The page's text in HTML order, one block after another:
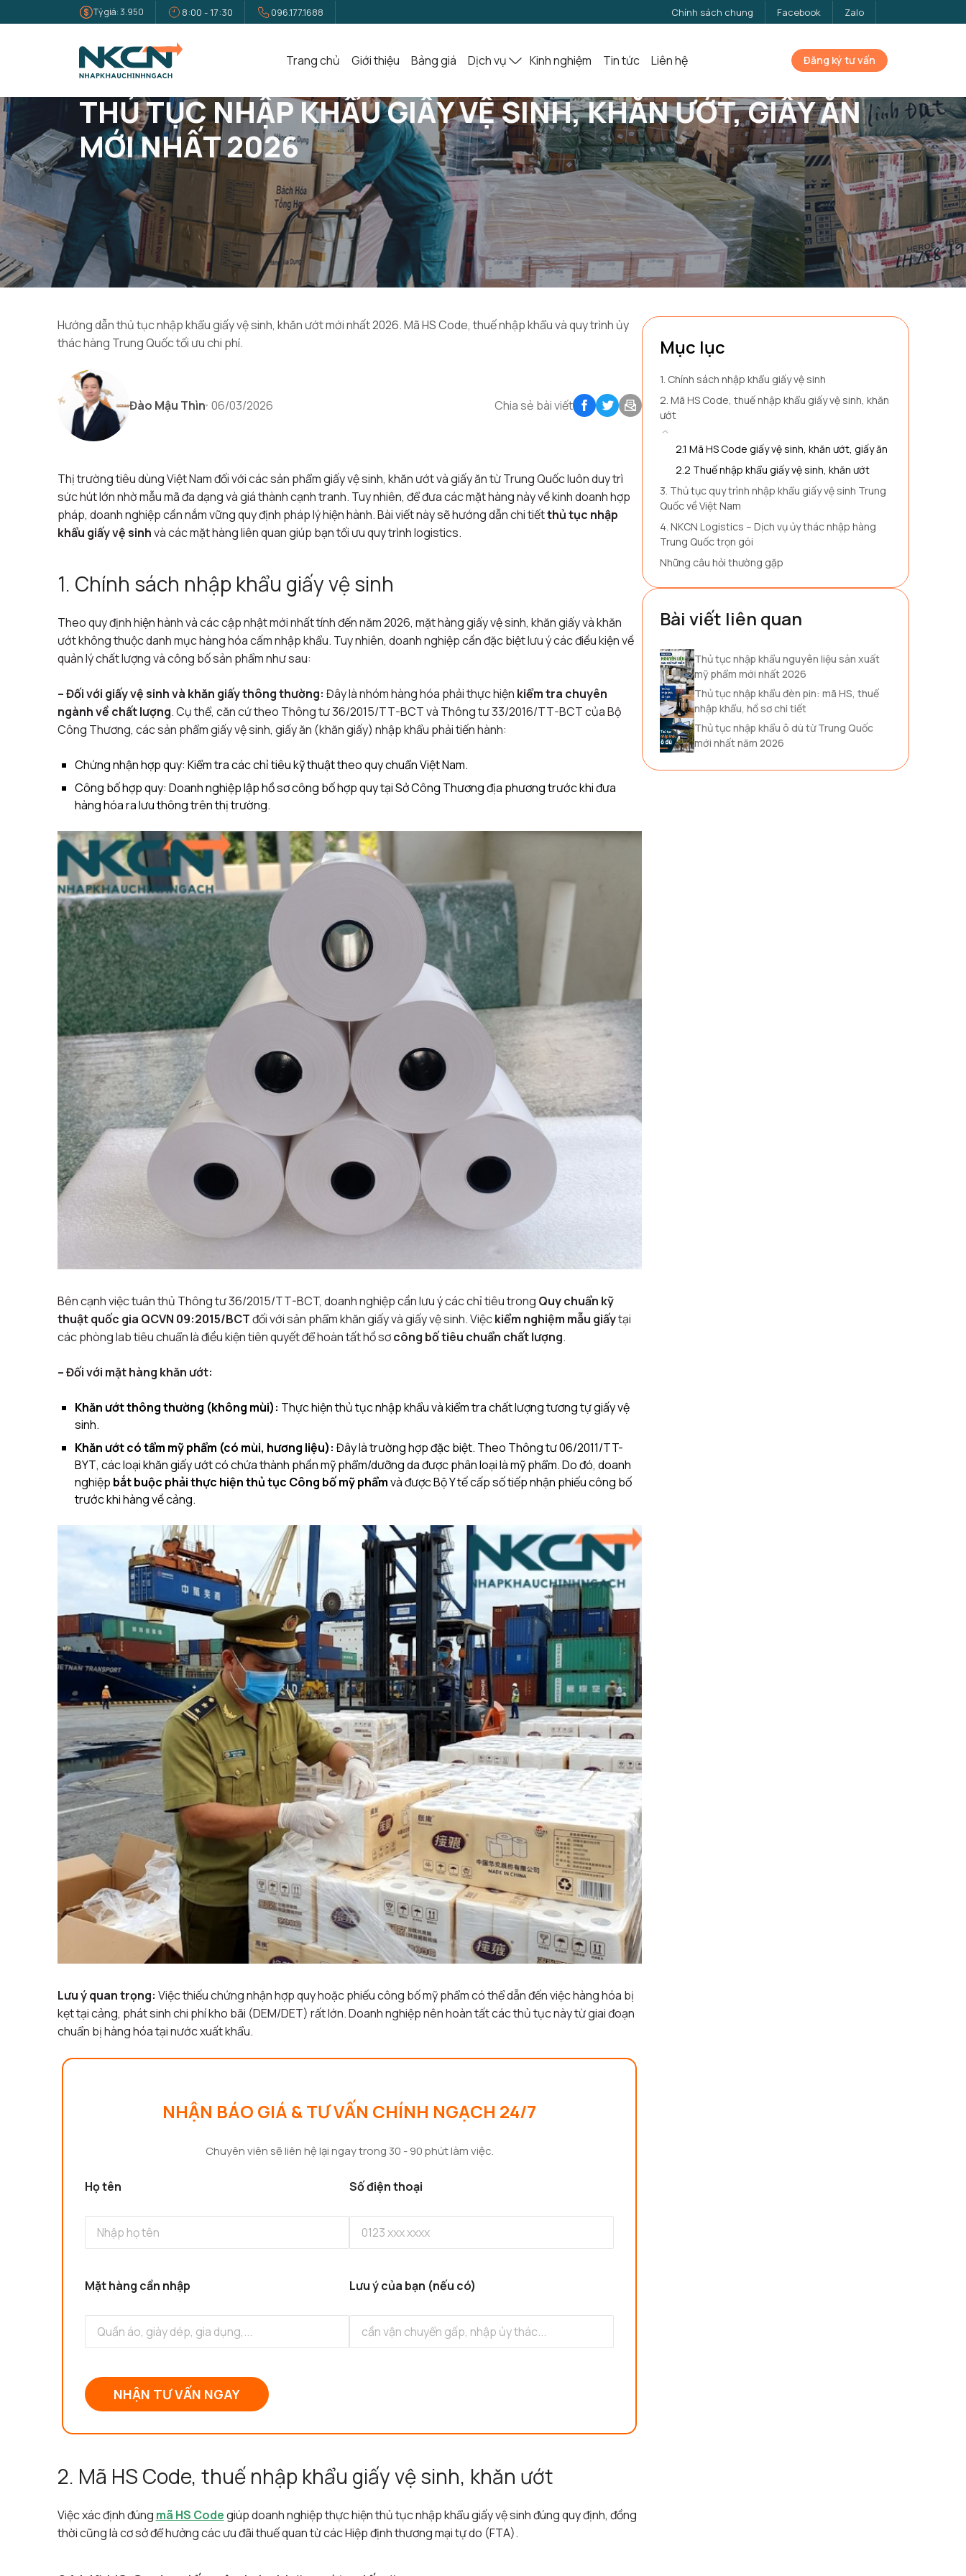
Tỷ giá: 3.950 8:00 - 17:30 096.177.1688 Chính sách chung Facebook Zalo
Trang chủ Giới thiệu Bảng giá Dịch vụ Kinh nghiệm Tin tức Liên hệ Đăng ký tư vấn
Trang Chủ Tin Tức
THỦ TỤC NHẬP KHẨU GIẤY VỆ SINH, KHĂN ƯỚT, GIẤY ĂN
MỚI NHẤT 2026
Hướng dẫn thủ tục nhập khẩu giấy vệ sinh, khăn ướt mới nhất 2026. Mã HS Code, thuế nhập khẩu và quy trình ủy
thác hàng Trung Quốc tối ưu chi phí.
Đào Mậu Thìn 06/03/2026 Chia sẻ bài viết
Thị trường tiêu dùng Việt Nam đối với các sản phẩm giấy vệ sinh, khăn ướt và giấy ăn từ Trung Quốc luôn duy trì
sức hút lớn nhờ mẫu mã đa dạng và giá thành cạnh tranh. Tuy nhiên, để đưa các mặt hàng này về kinh doanh hợp
pháp, doanh nghiệp cần nắm vững quy định pháp lý hiện hành. Bài viết này sẽ hướng dẫn chi tiếtthủ tục nhập
khẩu giấy vệ sinhvà các mặt hàng liên quan giúp bạn tối ưu quy trình logistics.
1. Chính sách nhập khẩu giấy vệ sinh
Theo quy định hiện hành và các cập nhật mới nhất tính đến năm 2026, mặt hàng giấy vệ sinh, khăn giấy và khăn
ướt không thuộc danh mục hàng hóa cấm nhập khẩu. Tuy nhiên, doanh nghiệp cần đặc biệt lưu ý các điều kiện về
quản lý chất lượng và công bố sản phẩm như sau:
– Đối với giấy vệ sinh và khăn giấy thông thường: Đây là nhóm hàng hóa phải thực hiện kiểm tra chuyên
ngành về chất lượng. Cụ thể, căn cứ theo Thông tư 36/2015/TT-BCTvà Thông tư 33/2016/TT-BCTcủa Bộ
Công Thương, các sản phẩm giấy vệ sinh, giấy ăn (khăn giấy) nhập khẩu phải tiến hành:
Chứng nhận hợp quy: Kiểm tra các chỉ tiêu kỹ thuật theo quy chuẩn Việt Nam.
Công bố hợp quy: Doanh nghiệp lập hồ sơ công bố hợp quy tại Sở Công Thương địa phương trước khi đưa
hàng hóa ra lưu thông trên thị trường.
Bên cạnh việc tuân thủ Thông tư 36/2015/TT-BCT, doanh nghiệp cần lưu ý các chỉ tiêu trong Quy chuẩn kỹ
thuật quốc gia QCVN 09:2015/BCTđối với sản phẩm khăn giấy và giấy vệ sinh. Việckiểm nghiệm mẫu giấytại
các phòng lab tiêu chuẩn là điều kiện tiên quyết để hoàn tất hồ sơcông bố tiêu chuẩn chất lượng.
– Đối với mặt hàng khăn ướt:
Khăn ướt thông thường (không mùi): Thực hiện thủ tục nhập khẩu và kiểm tra chất lượng tương tự giấy vệ
sinh.
Khăn ướt có tẩm mỹ phẩm (có mùi, hương liệu): Đây là trường hợp đặc biệt. Theo Thông tư 06/2011/TT-
BYT, các loại khăn giấy ướt có chứa thành phần mỹ phẩm/dưỡng da được phân loại là mỹ phẩm. Do đó, doanh
nghiệp bắt buộc phải thực hiện thủ tục Công bố mỹ phẩmvà được Bộ Y tế cấp số tiếp nhận phiếu công bố
trước khi hàng về cảng.
Lưu ý quan trọng: Việc thiếu chứng nhận hợp quy hoặc phiếu công bố mỹ phẩm có thể dẫn đến việc hàng hóa bị
kẹt tại cảng, phát sinh chi phí kho bãi (DEM/DET) rất lớn. Doanh nghiệp nên hoàn tất các thủ tục này từ giai đoạn
chuẩn bị hàng hóa tại nước xuất khẩu.
NHẬN BÁO GIÁ & TƯ VẤN CHÍNH NGẠCH 24/7
Chuyên viên sẽ liên hệ lại ngay trong 30 - 90 phút làm việc.
Họ tên Số điện thoại
Mặt hàng cần nhập Lưu ý của bạn (nếu có)
NHẬN TƯ VẤN NGAY
2. Mã HS Code, thuế nhập khẩu giấy vệ sinh, khăn ướt
Việc xác định đúng mã HS Codegiúp doanh nghiệp thực hiện thủ tục nhập khẩu giấy vệ sinh đúng quy định, đồng
thời cũng là cơ sở để hưởng các ưu đãi thuế quan từ các Hiệp định thương mại tự do (FTA).
Mục lục
1. Chính sách nhập khẩu giấy vệ sinh
2. Mã HS Code, thuế nhập khẩu giấy vệ sinh, khăn
ướt
2.1 Mã HS Code giấy vệ sinh, khăn ướt, giấy ăn
2.2 Thuế nhập khẩu giấy vệ sinh, khăn ướt
3. Thủ tục quy trình nhập khẩu giấy vệ sinh Trung
Quốc về Việt Nam
4. NKCN Logistics – Dịch vụ ủy thác nhập hàng
Trung Quốc trọn gói
Những câu hỏi thường gặp
Bài viết liên quan
Thủ tục nhập khẩu nguyên liệu sản xuất
mỹ phẩm mới nhất 2026
Thủ tục nhập khẩu đèn pin: mã HS, thuế
nhập khẩu, hồ sơ chi tiết
Thủ tục nhập khẩu ô dù từ Trung Quốc
mới nhất năm 2026